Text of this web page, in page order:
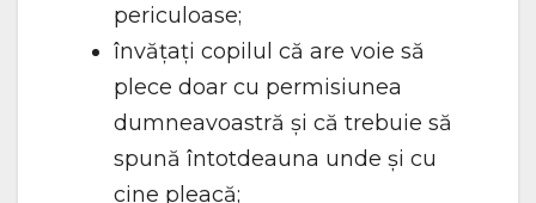
periculoase;
învăţaţi copilul că are voie să
plece doar cu permisiunea
dumneavoastră şi că trebuie să
spună întotdeauna unde şi cu
cine pleacă;